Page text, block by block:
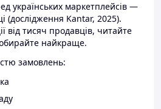
українських маркетплейсів —
(дослідження Kantar, 2025).
від тисяч продавців, читайте
обирайте найкраще.
замовлень: